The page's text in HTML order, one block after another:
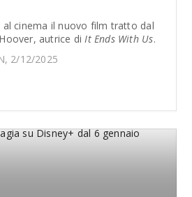
al cinema il nuovo film tratto dal
autrice diIt Ends With Us.
2/12/2025